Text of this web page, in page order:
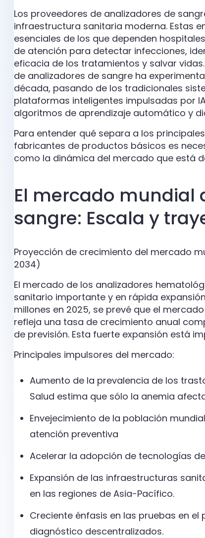
Los proveedores de analizadores de
infraestructura sanitaria moderna. Estas
esenciales de los que dependen
de atención para detectar infecciones,
eficacia de los tratamientos y salvar
de analizadores de sangre ha
década, pasando de los tradicionales
plataformas inteligentes impulsadas por
algoritmos de aprendizaje automático y
Para entender qué separa a los
fabricantes de productos básicos es
como la dinámica del mercado que está
El mercado mundial
sangre: Escala y
Proyección de crecimiento del mercado
2034)
El mercado de los analizadores
sanitario importante y en rápida
millones en 2025, se prevé que el
refleja una tasa de crecimiento anual
de previsión. Esta fuerte expansión está
Principales impulsores del mercado:
Aumento de la prevalencia de los
Salud estima que sólo la anemia
Envejecimiento de la población
atención preventiva
Acelerar la adopción de tecnologías
Expansión de las infraestructuras
en las regiones de Asia-Pacífico.
Creciente énfasis en las pruebas en
diagnóstico descentralizados.